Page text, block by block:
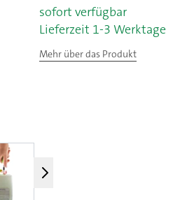
View larger image
sofort verfügbar
Lieferzeit 1-3 Werktage
Mehr über das Produkt